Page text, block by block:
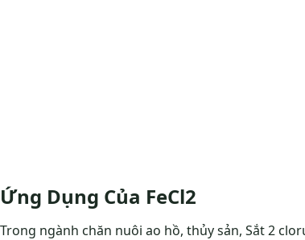
Ứng Dụng Của FeCl2
Trong ngành chăn nuôi ao hồ, thủy sản, Sắt 2